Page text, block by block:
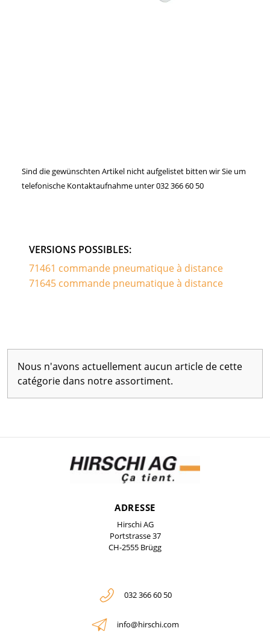
Sind die gewünschten Artikel nicht aufgelistet bitten wir Sie um
telefonische Kontaktaufnahme unter 032 366 60 50
VERSIONS POSSIBLES:
71461 commande pneumatique à distance
71645 commande pneumatique à distance
Nous n'avons actuellement aucun article de cette
catégorie dans notre assortiment.
ADRESSE
Hirschi AG
Portstrasse 37
CH-2555 Brügg
032 366 60 50
info@hirschi.com